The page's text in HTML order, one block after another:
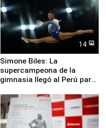
14
Simone Biles: La
supercampeona de la
gimnasia llegó al Perú para
Panamericanos Lima 2027